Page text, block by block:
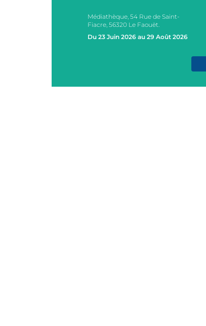
Médiathèque, 54 Rue de Saint-
Fiacre, 56320 Le Faouët.
Du 23 Juin 2026 au 29 Août 2026